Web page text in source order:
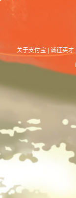
关于支付宝 诚征英才